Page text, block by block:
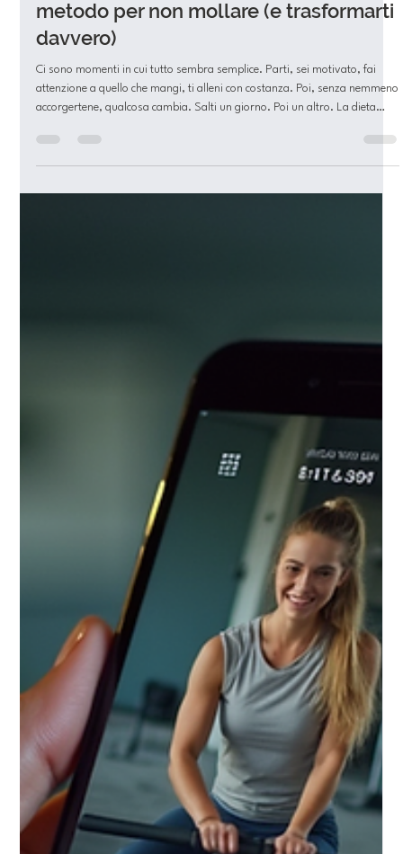
Mental Coaching e Costanza: il vero
davvero)
Ci sono momenti in cui tutto sembra semplice. Parti, sei motivato, fai
attenzione a quello che mangi, ti alleni con costanza. Poi, senza nemmeno
dove eri prima. Non è mancanza di forza di volontà.È mancanza di guida